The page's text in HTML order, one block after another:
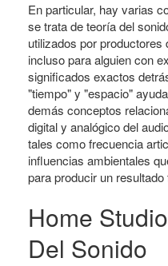
En particular, hay varias
se trata de teoría del
utilizados por
incluso para alguien con
significados exactos
"tiempo" y "espacio"
demás conceptos
digital y analógico del
tales como frecuencia
influencias ambientales
para producir un
Home
Del Sonido